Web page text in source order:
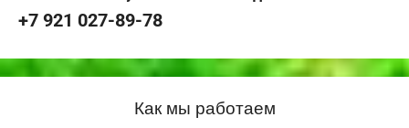
+7 921 027-89-78
Как мы работаем